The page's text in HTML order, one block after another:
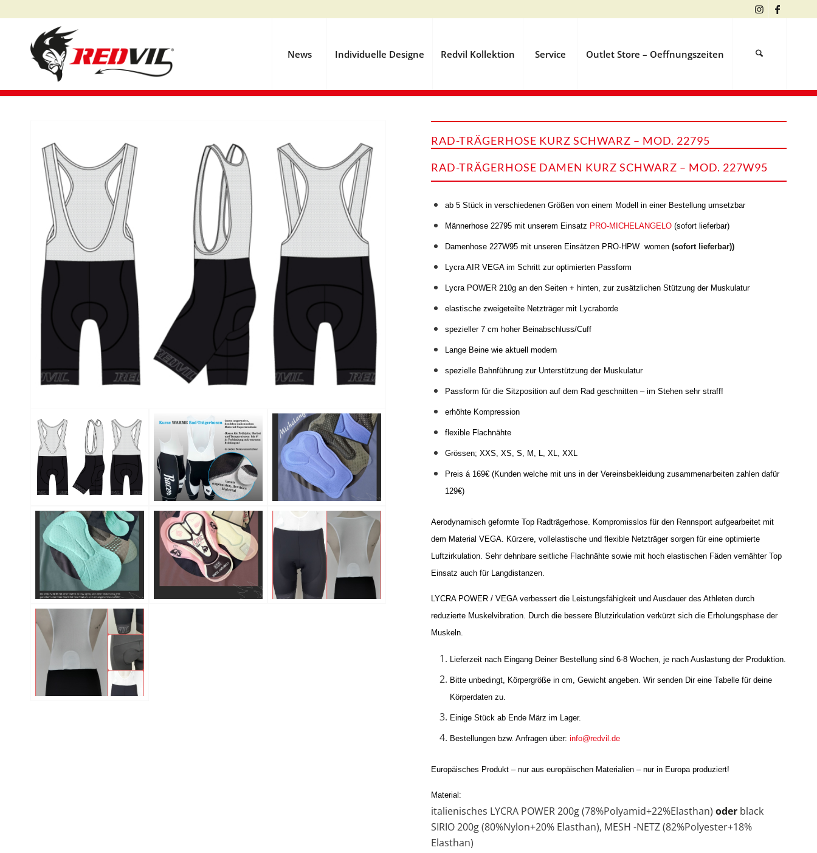
News Individuelle Designe Redvil Kollektion Service Outlet Store – Oeffnungszeiten
RAD-TRÄGERHOSE KURZ SCHWARZ – MOD. 22795
RAD-TRÄGERHOSE DAMEN KURZ SCHWARZ – MOD. 227W95
ab 5 Stück in verschiedenen Größen von einem Modell in einer Bestellung umsetzbar
Männerhose 22795 mit unserem Einsatz PRO-MICHELANGELO (sofort lieferbar)
Damenhose 227W95 mit unseren Einsätzen PRO-HPW women(sofort lieferbar))
Lycra AIR VEGA im Schritt zur optimierten Passform
Lycra POWER 210g an den Seiten + hinten, zur zusätzlichen Stützung der Muskulatur
elastische zweigeteilte Netzträger mit Lycraborde
spezieller 7 cm hoher Beinabschluss/Cuff
Lange Beine wie aktuell modern
spezielle Bahnführung zur Unterstützung der Muskulatur
Passform für die Sitzposition auf dem Rad geschnitten – im Stehen sehr straff!
erhöhte Kompression
flexible Flachnähte
Grössen; XXS, XS, S, M, L, XL, XXL
Preis á 169€ (Kunden welche mit uns in der Vereinsbekleidung zusammenarbeiten zahlen dafür
129€)
Aerodynamisch geformte Top Radträgerhose. Kompromisslos für den Rennsport aufgearbeitet mit
dem Material VEGA. Kürzere, vollelastische und flexible Netzträger sorgen für eine optimierte
Luftzirkulation. Sehr dehnbare seitliche Flachnähte sowie mit hoch elastischen Fäden vernähter Top
Einsatz auch für Langdistanzen.
LYCRA POWER / VEGA verbessert die Leistungsfähigkeit und Ausdauer des Athleten durch
reduzierte Muskelvibration. Durch die bessere Blutzirkulation verkürzt sich die Erholungsphase der
Muskeln.
Lieferzeit nach Eingang Deiner Bestellung sind 6-8 Wochen, je nach Auslastung der Produktion.
Bitte unbedingt, Körpergröße in cm, Gewicht angeben. Wir senden Dir eine Tabelle für deine
Körperdaten zu.
Einige Stück ab Ende März im Lager.
Bestellungen bzw. Anfragen über:info@redvil.de
Europäisches Produkt – nur aus europäischen Materialien – nur in Europa produziert!
Material:
italienisches LYCRA POWER 200g (78%Polyamid+22%Elasthan)oder black
SIRIO 200g (80%Nylon+20% Elasthan), MESH -NETZ (82%Polyester+18%
Elasthan)